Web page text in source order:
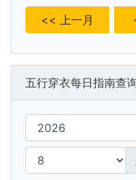
<< 上一月
五行穿衣每日指南查